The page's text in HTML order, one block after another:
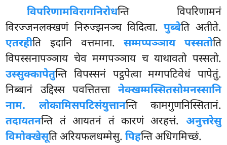
विपरिणामविरागनिरोधन्ति विपरिणामनं
विरज्जनलक्खणं निरुज्झनञ्च विदित्वा.पुब्बेति अतीते.
एतरहीति इदानि वत्तमाना.सम्मप्पञ्ञाय पस्सतोति
विपस्सनापञ्ञाय चेव मग्गपञ्ञाय च याथावतो पस्सतो.
उस्सुक्कापेतुन्ति विपस्सनं पट्ठपेत्वा मग्गपटिवेधं पापेतुं.
निब्बानं उद्दिस्स पवत्तितत्ता नेक्खम्मस्सितसोमनस्सानि
नाम. लोकामिसपटिसंयुत्तानन्ति कामगुणनिस्सितानं.
तदायतनन्ति तं आयतनं तं कारणं अरहत्तं. अनुत्तरेसु
विमोक्खेसूति अरियफलधम्मेसु.पिहन्ति अधिगमिच्छं.